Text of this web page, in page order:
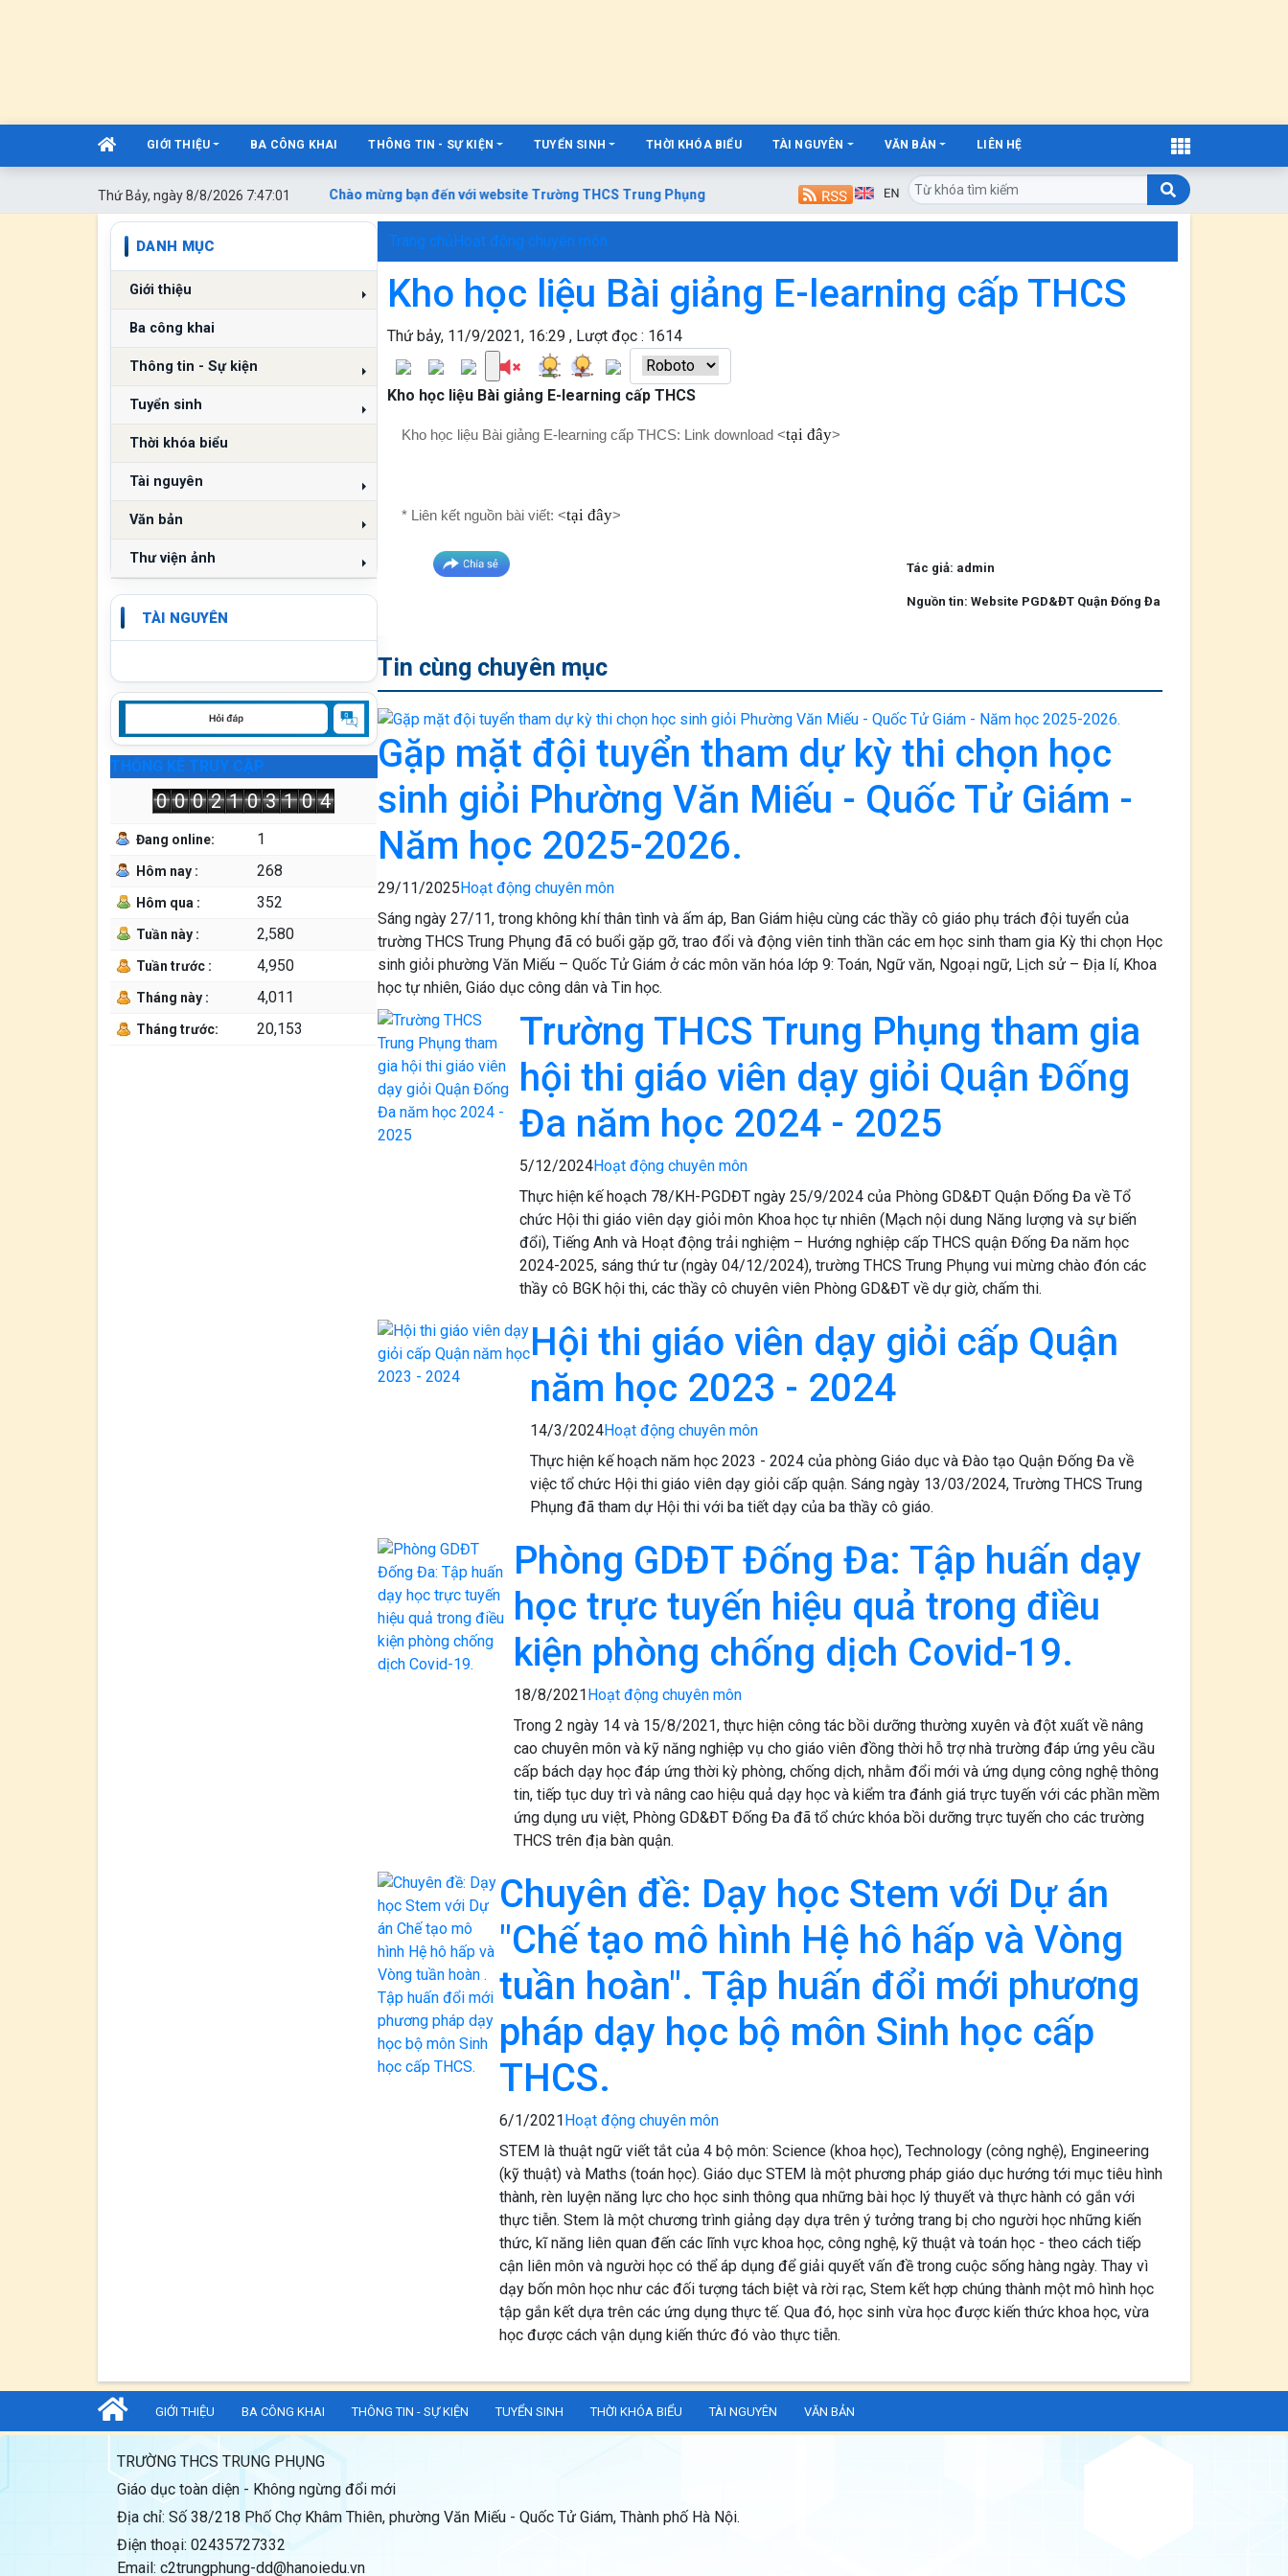
GIỚI THIỆU BA CÔNG KHAI THÔNG TIN - SỰ KIỆN TUYỂN SINH THỜI KHÓA BIỂU TÀI NGUYÊN VĂN BẢN LIÊN HỆ
Thứ Bảy, ngày 8/8/2026 7:47:02 Chào mừng bạn đến với website Trường THCS Trung Phụng
DANH MỤC
Giới thiệu
Ba công khai
Thông tin - Sự kiện
Tuyển sinh
Thời khóa biểu
Tài nguyên
Văn bản
Thư viện ảnh
TÀI NGUYÊN
THỐNG KÊ TRUY CẬP
0 0 0 2 1 0 3 1 0 4
Đang online: 1
Hôm nay : 268
Hôm qua : 352
Tuần này : 2,580
Tuần trước : 4,950
Tháng này : 4,011
Tháng trước: 20,153
Trang chủHoạt động chuyên môn
Kho học liệu Bài giảng E-learning cấp THCS
Thứ bảy, 11/9/2021, 16:29 , Lượt đọc : 1614
Kho học liệu Bài giảng E-learning cấp THCS
Kho học liệu Bài giảng E-learning cấp THCS: Link download <tại đây>
* Liên kết nguồn bài viết: <tại đây>
Tác giả: admin
Nguồn tin: Website PGD&ĐT Quận Đống Đa
Tin cùng chuyên mục
Gặp mặt đội tuyển tham dự kỳ thi chọn học
sinh giỏi Phường Văn Miếu - Quốc Tử Giám -
Năm học 2025-2026.
29/11/2025Hoạt động chuyên môn
Sáng ngày 27/11, trong không khí thân tình và ấm áp, Ban Giám hiệu cùng các thầy cô giáo phụ trách đội tuyển của
trường THCS Trung Phụng đã có buổi gặp gỡ, trao đổi và động viên tinh thần các em học sinh tham gia Kỳ thi chọn Học
sinh giỏi phường Văn Miếu – Quốc Tử Giám ở các môn văn hóa lớp 9: Toán, Ngữ văn, Ngoại ngữ, Lịch sử – Địa lí, Khoa
học tự nhiên, Giáo dục công dân và Tin học.
Trường THCS Trung Phụng tham gia
hội thi giáo viên dạy giỏi Quận Đống
Đa năm học 2024 - 2025
5/12/2024Hoạt động chuyên môn
Thực hiện kế hoạch 78/KH-PGDĐT ngày 25/9/2024 của Phòng GD&ĐT Quận Đống Đa về Tổ
chức Hội thi giáo viên dạy giỏi môn Khoa học tự nhiên (Mạch nội dung Năng lượng và sự biến
đổi), Tiếng Anh và Hoạt động trải nghiệm – Hướng nghiệp cấp THCS quận Đống Đa năm học
2024-2025, sáng thứ tư (ngày 04/12/2024), trường THCS Trung Phụng vui mừng chào đón các
thầy cô BGK hội thi, các thầy cô chuyên viên Phòng GD&ĐT về dự giờ, chấm thi.
Hội thi giáo viên dạy giỏi cấp Quận
năm học 2023 - 2024
14/3/2024Hoạt động chuyên môn
Thực hiện kế hoạch năm học 2023 - 2024 của phòng Giáo dục và Đào tạo Quận Đống Đa về
việc tổ chức Hội thi giáo viên dạy giỏi cấp quận. Sáng ngày 13/03/2024, Trường THCS Trung
Phụng đã tham dự Hội thi với ba tiết dạy của ba thầy cô giáo.
Phòng GDĐT Đống Đa: Tập huấn dạy
học trực tuyến hiệu quả trong điều
kiện phòng chống dịch Covid-19.
18/8/2021Hoạt động chuyên môn
Trong 2 ngày 14 và 15/8/2021, thực hiện công tác bồi dưỡng thường xuyên và đột xuất về nâng
cao chuyên môn và kỹ năng nghiệp vụ cho giáo viên đồng thời hỗ trợ nhà trường đáp ứng yêu cầu
cấp bách dạy học đáp ứng thời kỳ phòng, chống dịch, nhằm đổi mới và ứng dụng công nghệ thông
tin, tiếp tục duy trì và nâng cao hiệu quả dạy học và kiểm tra đánh giá trực tuyến với các phần mềm
ứng dụng ưu việt, Phòng GD&ĐT Đống Đa đã tổ chức khóa bồi dưỡng trực tuyến cho các trường
THCS trên địa bàn quận.
Chuyên đề: Dạy học Stem với Dự án
"Chế tạo mô hình Hệ hô hấp và Vòng
tuần hoàn". Tập huấn đổi mới phương
pháp dạy học bộ môn Sinh học cấp
THCS.
6/1/2021Hoạt động chuyên môn
STEM là thuật ngữ viết tắt của 4 bộ môn: Science (khoa học), Technology (công nghệ), Engineering
(kỹ thuật) và Maths (toán học). Giáo dục STEM là một phương pháp giáo dục hướng tới mục tiêu hình
thành, rèn luyện năng lực cho học sinh thông qua những bài học lý thuyết và thực hành có gắn với
thực tiễn. Stem là một chương trình giảng dạy dựa trên ý tưởng trang bị cho người học những kiến
thức, kĩ năng liên quan đến các lĩnh vực khoa học, công nghệ, kỹ thuật và toán học - theo cách tiếp
cận liên môn và người học có thể áp dụng để giải quyết vấn đề trong cuộc sống hàng ngày. Thay vì
dạy bốn môn học như các đối tượng tách biệt và rời rạc, Stem kết hợp chúng thành một mô hình học
tập gắn kết dựa trên các ứng dụng thực tế. Qua đó, học sinh vừa học được kiến thức khoa học, vừa
học được cách vận dụng kiến thức đó vào thực tiễn.
GIỚI THIỆU BA CÔNG KHAI THÔNG TIN - SỰ KIỆN TUYỂN SINH THỜI KHÓA BIỂU TÀI NGUYÊN VĂN BẢN
TRƯỜNG THCS TRUNG PHỤNG
Giáo dục toàn diện - Không ngừng đổi mới
Địa chỉ: Số 38/218 Phố Chợ Khâm Thiên, phường Văn Miếu - Quốc Tử Giám, Thành phố Hà Nội.
Điện thoại: 02435727332
Email: c2trungphung-dd@hanoiedu.vn